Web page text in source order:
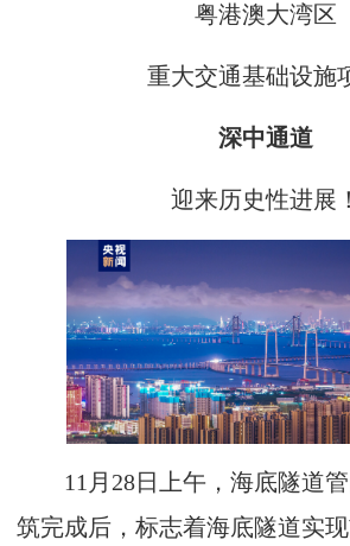
粤港澳大湾区
重大交通基础设施
深中通道
迎来历史性进展！
11月28日上午，海底隧道
筑完成后，标志着海底隧道实